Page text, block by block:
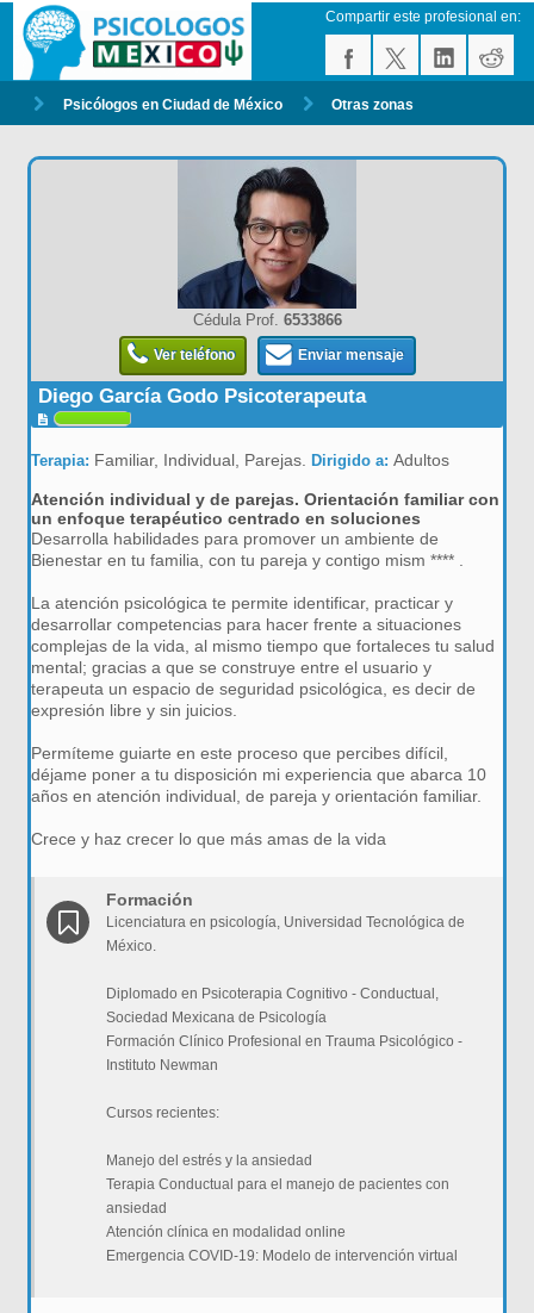
Compartir este profesional en:
Psicólogos en Ciudad de México Otras zonas
Cédula Prof. 6533866
Ver teléfono Enviar mensaje
Diego García Godo Psicoterapeuta
Terapia: Familiar, Individual, Parejas.Dirigido a:Adultos
Atención individual y de parejas. Orientación familiar con
un enfoque terapéutico centrado en soluciones
Desarrolla habilidades para promover un ambiente de
Bienestar en tu familia, con tu pareja y contigo mism **** .
La atención psicológica te permite identificar, practicar y
desarrollar competencias para hacer frente a situaciones
complejas de la vida, al mismo tiempo que fortaleces tu salud
mental; gracias a que se construye entre el usuario y
terapeuta un espacio de seguridad psicológica, es decir de
expresión libre y sin juicios.
Permíteme guiarte en este proceso que percibes difícil,
déjame poner a tu disposición mi experiencia que abarca 10
años en atención individual, de pareja y orientación familiar.
Crece y haz crecer lo que más amas de la vida
Formación
Licenciatura en psicología, Universidad Tecnológica de
México.
Diplomado en Psicoterapia Cognitivo - Conductual,
Sociedad Mexicana de Psicología
Formación Clínico Profesional en Trauma Psicológico -
Instituto Newman
Cursos recientes:
Manejo del estrés y la ansiedad
Terapia Conductual para el manejo de pacientes con
ansiedad
Atención clínica en modalidad online
Emergencia COVID-19: Modelo de intervención virtual